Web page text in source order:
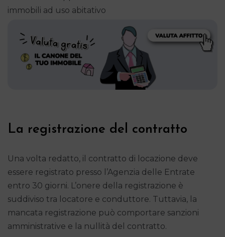
immobili ad uso abitativo
La registrazione del contratto
Una volta redatto, il contratto di locazione deve
essere registrato presso l’Agenzia delle Entrate
entro 30 giorni. L’onere della registrazione è
suddiviso tra locatore e conduttore. Tuttavia, la
mancata registrazione può comportare sanzioni
amministrative e la nullità del contratto.